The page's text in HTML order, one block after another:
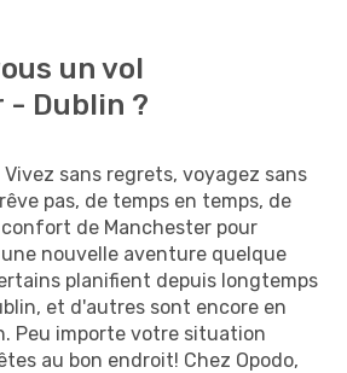
un vol
- Dublin ?
sans regrets, voyagez sans
pas, de temps en temps, de
de Manchester pour
nouvelle aventure quelque
planifient depuis longtemps
et d'autres sont encore en
Peu importe votre situation
au bon endroit! Chez Opodo,